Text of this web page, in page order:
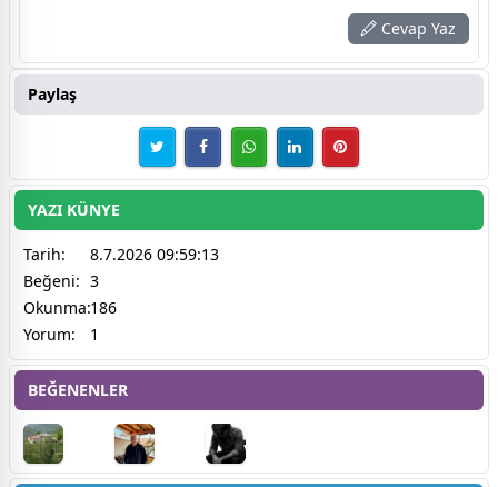
Cevap Yaz
Paylaş
YAZI KÜNYE
Tarih:
8.7.2026 09:59:13
Beğeni: 3
Okunma:186
Yorum:
1
BEĞENENLER